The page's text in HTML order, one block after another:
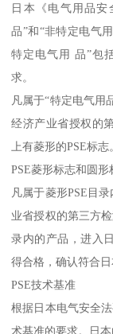
日本《电气用品安
品”和“非特定电气
特定电气用 品”包
求。
凡属于“特定电气用
经济产业省授权的
上有菱形的PSE标志
PSE菱形标志和圆形
凡属于菱形PSE目
业省授权的第三方
录内的产品，进入
得合格，确认符合日
PSE技术基准
根据日本电气安全
术基准的要求。日